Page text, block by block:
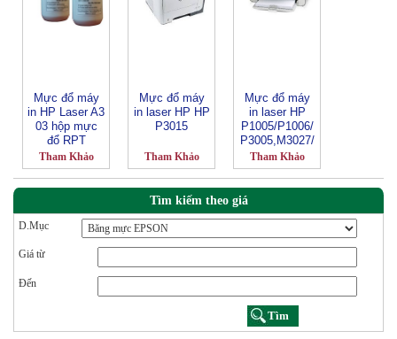
Mực đổ máy
in HP Laser A3
03 hộp mực
đổ RPT
Tham Khảo
Mực đổ máy
in laser HP HP
P3015
Tham Khảo
Mực đổ máy
in laser HP
P1005/P1006/
P3005,M3027/
M3035
Tham Khảo
Tìm kiếm theo giá
D.Mục
Giá từ
Đến